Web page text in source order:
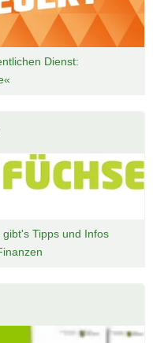
Dienst:
Tipps und Infos